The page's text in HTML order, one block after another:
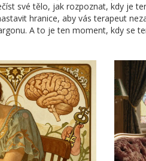
své tělo, jak rozpoznat, kdy je
hranice, aby vás terapeut
A to je ten moment, kdy se